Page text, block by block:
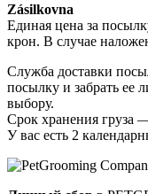
Zásilkovna
Единая цена за
крон. В случае
Служба доставки
посылку и забрать ее
выбору.
Срок хранения груза
У вас есть 2